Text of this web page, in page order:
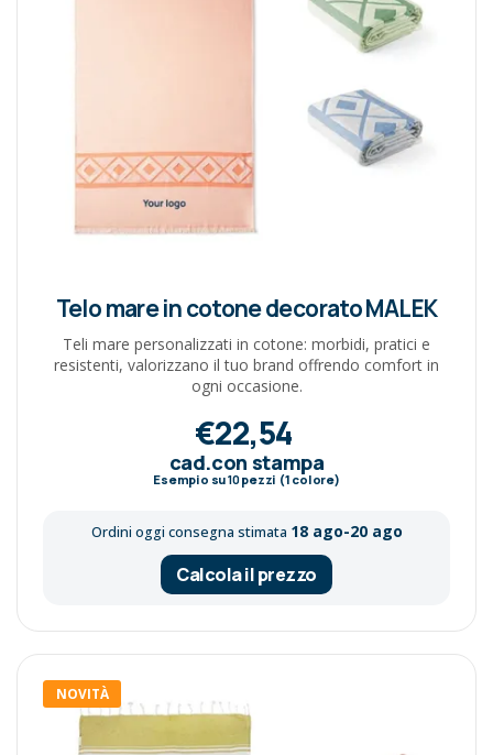
Telo mare in cotone decorato MALEK
Teli mare personalizzati in cotone: morbidi, pratici e
resistenti, valorizzano il tuo brand offrendo comfort in
ogni occasione.
€22,54
cad.con stampa
Esempio su10pezzi (1 colore)
Ordini oggi consegna stimata 18 ago-20 ago
Calcola il prezzo
NOVITÀ